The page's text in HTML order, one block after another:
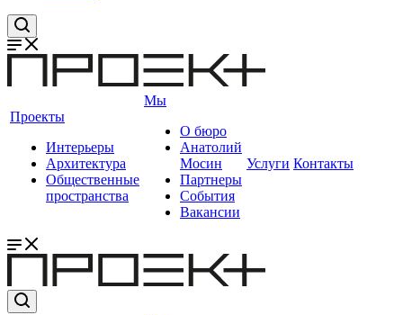
Проекты
Интерьеры
Архитектура
Общественные
пространства
Мы
О бюро
Анатолий
Мосин
Партнеры
События
Вакансии
Услуги Контакты